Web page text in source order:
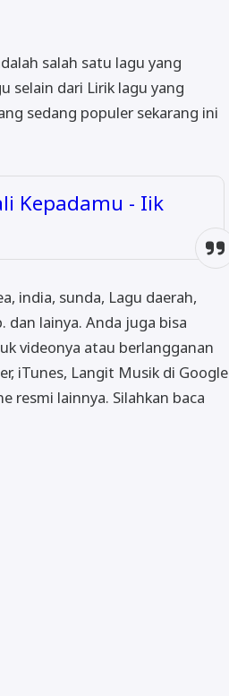
salah satu lagu yang
selain dari Lirik lagu yang
sedang populer sekarang ini
Kepadamu - Iik
india, sunda, Lagu daerah,
dan lainya. Anda juga bisa
videonya atau berlangganan
iTunes, Langit Musik di Google
resmi lainnya. Silahkan baca